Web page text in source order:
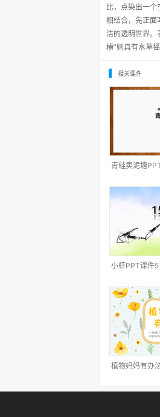
比，点染出一
相结合，先正面
洁的透明世界。
横”则具有水草
相关课件
青蛙卖泥塘
小虾PPT课件5
植物妈妈有办